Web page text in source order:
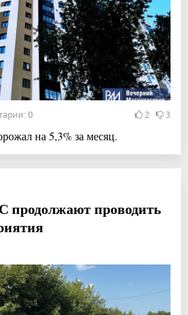
0 2 3
на 5,3% за месяц.
проводить